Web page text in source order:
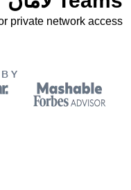
private network access